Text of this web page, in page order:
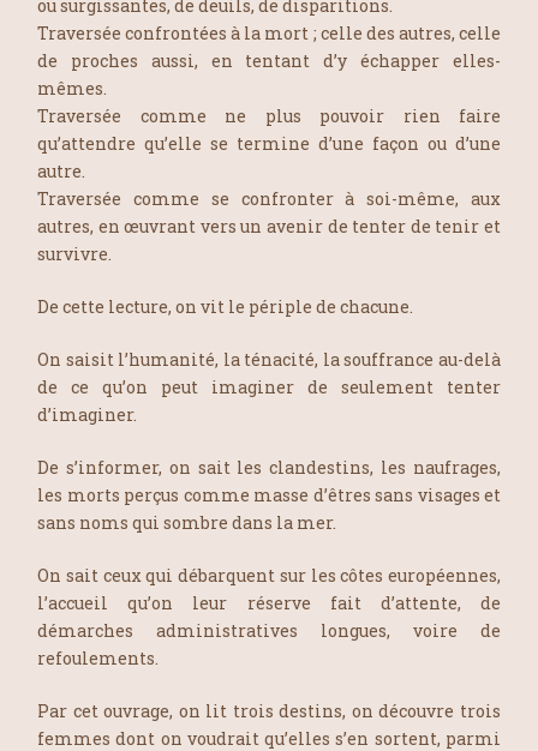
ou surgissantes, de deuils, de disparitions.
Traversée confrontées à la mort ; celle des autres, celle
de proches aussi, en tentant d’y échapper elles-
mêmes.
Traversée comme ne plus pouvoir rien faire
qu’attendre qu’elle se termine d’une façon ou d’une
autre.
Traversée comme se confronter à soi-même, aux
autres, en œuvrant vers un avenir de tenter de tenir et
survivre.
De cette lecture, on vit le périple de chacune.
On saisit l’humanité, la ténacité, la souffrance au-delà
de ce qu’on peut imaginer de seulement tenter
d’imaginer.
De s’informer, on sait les clandestins, les naufrages,
les morts perçus comme masse d’êtres sans visages et
sans noms qui sombre dans la mer.
On sait ceux qui débarquent sur les côtes européennes,
l’accueil qu’on leur réserve fait d’attente, de
démarches administratives longues, voire de
refoulements.
Par cet ouvrage, on lit trois destins, on découvre trois
femmes dont on voudrait qu’elles s’en sortent, parmi